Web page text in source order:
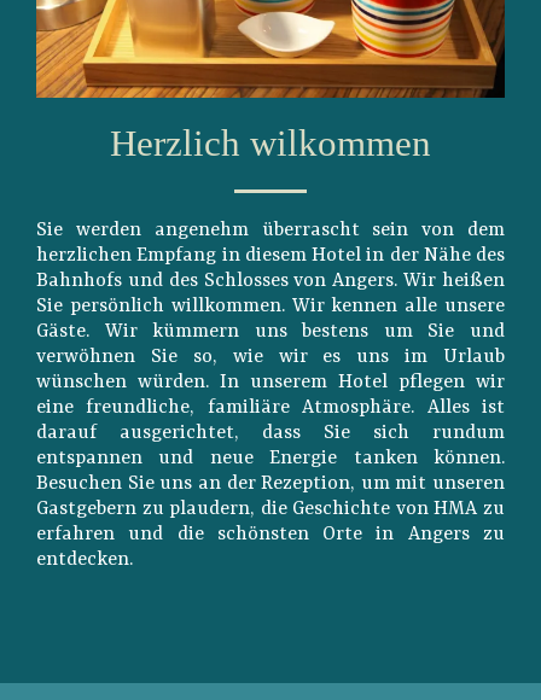
Herzlich wilkommen
Sie werden angenehm überrascht sein von dem
herzlichen Empfang in diesem Hotel in der Nähe des
Bahnhofs und des Schlosses von Angers. Wir heißen
Sie persönlich willkommen. Wir kennen alle unsere
Gäste. Wir kümmern uns bestens um Sie und
verwöhnen Sie so, wie wir es uns im Urlaub
wünschen würden. In unserem Hotel pflegen wir
eine freundliche, familiäre Atmosphäre. Alles ist
darauf ausgerichtet, dass Sie sich rundum
entspannen und neue Energie tanken können.
Besuchen Sie uns an der Rezeption, um mit unseren
Gastgebern zu plaudern, die Geschichte von HMA zu
erfahren und die schönsten Orte in Angers zu
entdecken.